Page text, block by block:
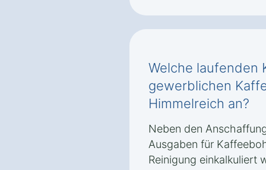
Welche laufenden
gewerblichen
Himmelreich an?
Neben den
Ausgaben für
Reinigung einkalkuliert